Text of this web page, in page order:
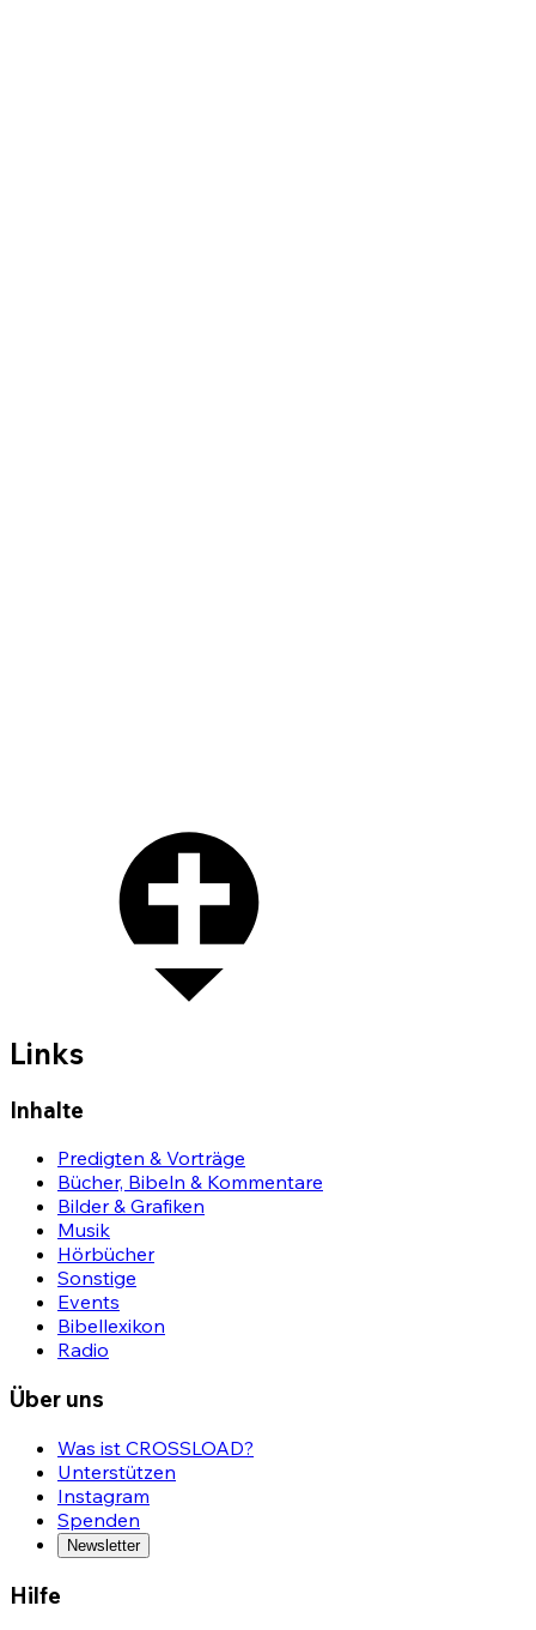
Links
Inhalte
Predigten & Vorträge
Bücher, Bibeln & Kommentare
Bilder & Grafiken
Musik
Hörbücher
Sonstige
Events
Bibellexikon
Radio
Über uns
Was ist CROSSLOAD?
Unterstützen
Instagram
Spenden
Newsletter
Hilfe